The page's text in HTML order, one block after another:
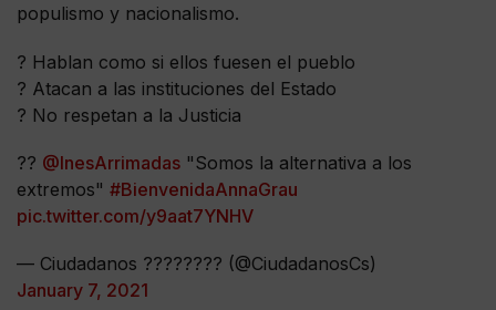
populismo y nacionalismo.
? Hablan como si ellos fuesen el pueblo
? Atacan a las instituciones del Estado
? No respetan a la Justicia
?? @InesArrimadas "Somos la alternativa a los
extremos" #BienvenidaAnnaGrau
pic.twitter.com/y9aat7YNHV
— Ciudadanos ???????? (@CiudadanosCs)
January 7, 2021